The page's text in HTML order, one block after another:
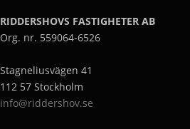
RIDDERSHOVS FASTIGHETER AB
Org. nr. 559064-6526
Stagneliusvägen 41
112 57 Stockholm
info@riddershov.se